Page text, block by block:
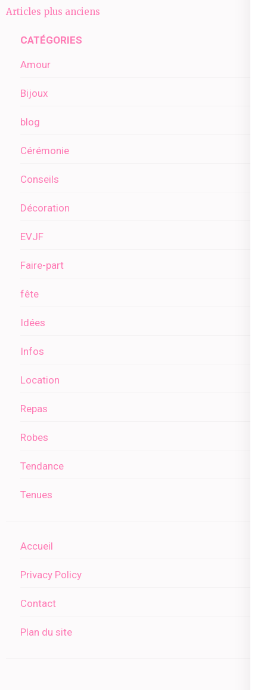
Navigation
articles
Articles plus anciens
CATÉGORIES
Amour
Bijoux
blog
Cérémonie
Conseils
Décoration
EVJF
Faire-part
fête
Idées
Infos
Location
Repas
Robes
Tendance
Tenues
Accueil
Privacy Policy
Contact
Plan du site